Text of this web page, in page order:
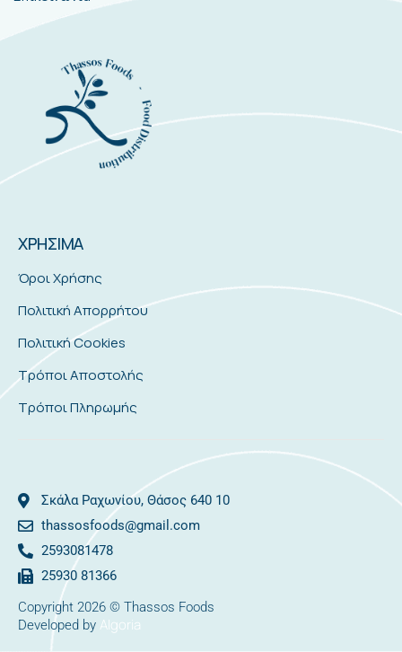
ΧΡΗΣΙΜΑ
Όροι Χρήσης
Πολιτική Απορρήτου
Πολιτική Cookies
Τρόποι Αποστολής
Τρόποι Πληρωμής
Σκάλα Ραχωνίου, Θάσος 640 10
thassosfoods@gmail.com
2593081478
25930 81366
Copyright 2026 © Thassos Foods
Developed by Algoria